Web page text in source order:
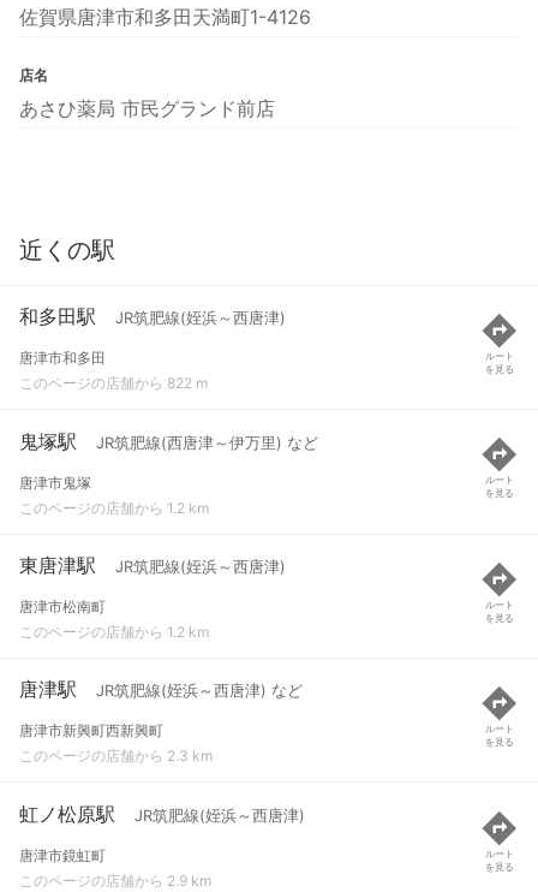
佐賀県唐津市和多田天満町1-4126
店名
あさひ薬局 市民グランド前店
近くの駅
和多田駅 JR筑肥線(姪浜～西唐津)
唐津市和多田
このページの店舗から 822 m
ルート
を見る
鬼塚駅 JR筑肥線(西唐津～伊万里) など
唐津市鬼塚
このページの店舗から 1.2 km
ルート
を見る
東唐津駅 JR筑肥線(姪浜～西唐津)
唐津市松南町
このページの店舗から 1.2 km
ルート
を見る
唐津駅 JR筑肥線(姪浜～西唐津) など
唐津市新興町西新興町
このページの店舗から 2.3 km
ルート
を見る
虹ノ松原駅 JR筑肥線(姪浜～西唐津)
唐津市鏡虹町
このページの店舗から 2.9 km
ルート
を見る